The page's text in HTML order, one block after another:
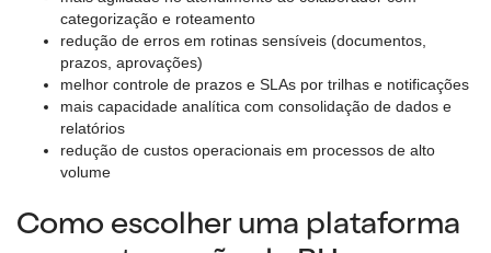
categorização e roteamento
redução de erros em rotinas sensíveis (documentos,
prazos, aprovações)
melhor controle de prazos e SLAs por trilhas e notificações
mais capacidade analítica com consolidação de dados e
relatórios
redução de custos operacionais em processos de alto
volume
Como escolher uma plataforma